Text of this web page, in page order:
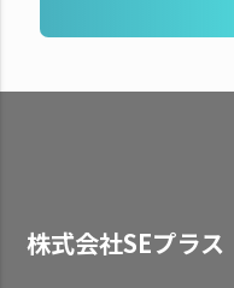
株式会社SEプラス